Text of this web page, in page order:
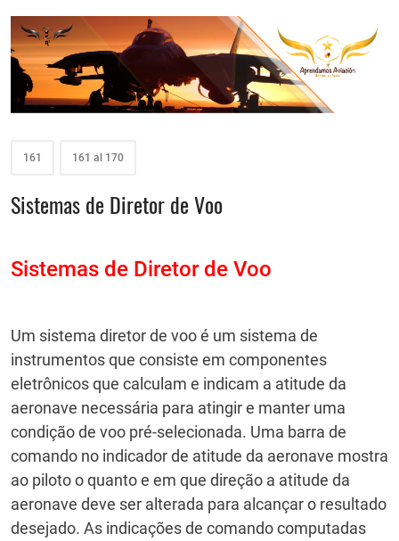
161 161 al 170
Sistemas de Diretor de Voo
Sistemas de Diretor de Voo
Um sistema diretor de voo é um sistema de
instrumentos que consiste em componentes
eletrônicos que calculam e indicam a atitude da
aeronave necessária para atingir e manter uma
condição de voo pré-selecionada. Uma barra de
comando no indicador de atitude da aeronave mostra
ao piloto o quanto e em que direção a atitude da
aeronave deve ser alterada para alcançar o resultado
desejado. As indicações de comando computadas